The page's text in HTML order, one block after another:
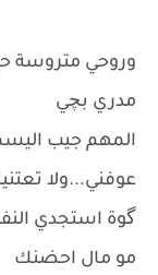
وروحي متروسة
مدري بچي
المهم جيب
عوفني...ولا
گوة استجدي
مو مال احضنك